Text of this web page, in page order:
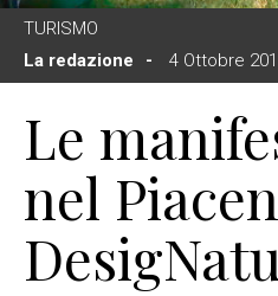
TURISMO
La redazione
4 Ottobre
Le
nel